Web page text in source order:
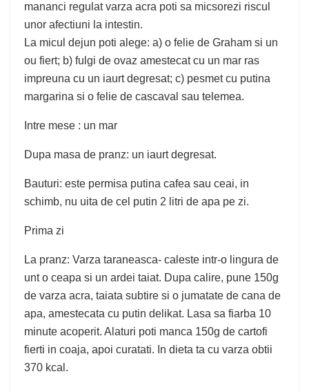
mananci regulat varza acra poti sa micsorezi riscul
unor afectiuni la intestin.
La micul dejun poti alege: a) o felie de Graham si un
ou fiert; b) fulgi de ovaz amestecat cu un mar ras
impreuna cu un iaurt degresat; c) pesmet cu putina
margarina si o felie de cascaval sau telemea.
Intre mese : un mar
Dupa masa de pranz: un iaurt degresat.
Bauturi: este permisa putina cafea sau ceai, in
schimb, nu uita de cel putin 2 litri de apa pe zi.
Prima zi
La pranz: Varza taraneasca- caleste intr-o lingura de
unt o ceapa si un ardei taiat. Dupa calire, pune 150g
de varza acra, taiata subtire si o jumatate de cana de
apa, amestecata cu putin delikat. Lasa sa fiarba 10
minute acoperit. Alaturi poti manca 150g de cartofi
fierti in coaja, apoi curatati. In dieta ta cu varza obtii
370 kcal.